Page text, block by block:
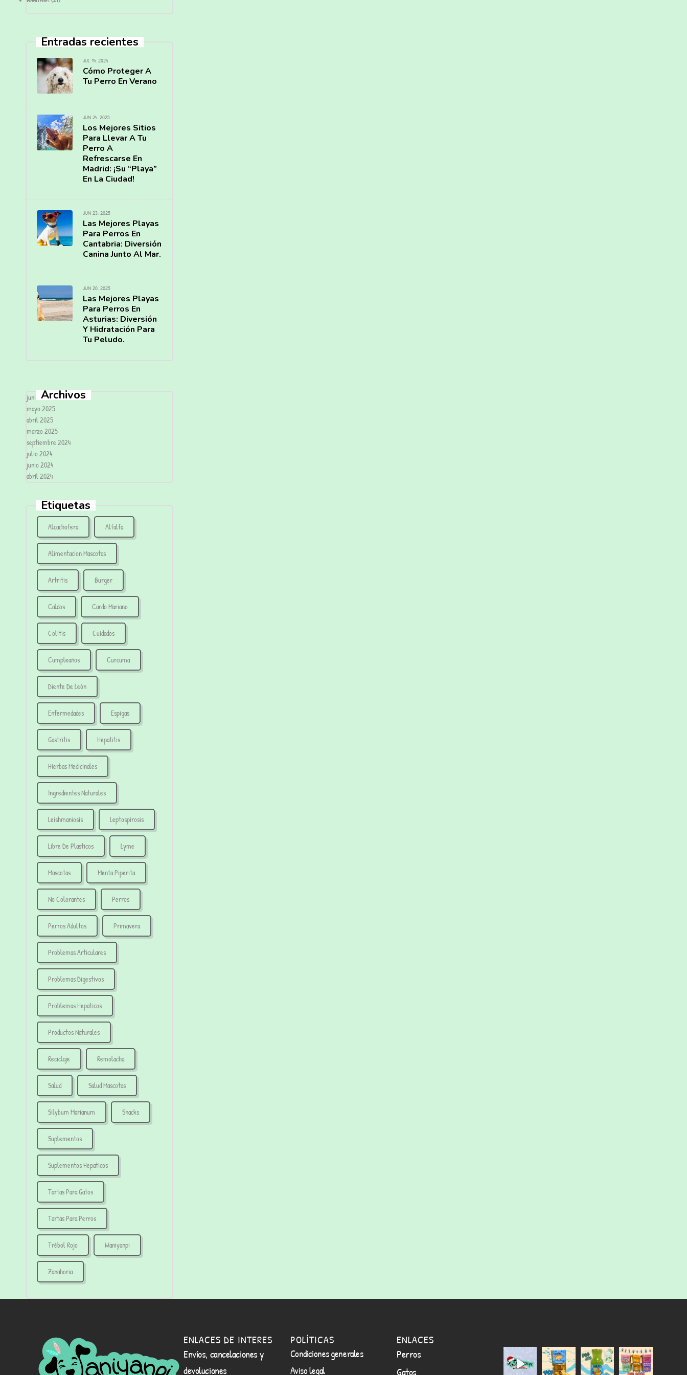
Entradas recientes
JUL 14, 2024
Cómo Proteger A
Tu Perro En Verano
JUN 24, 2025
Los Mejores Sitios
Para Llevar A Tu
Perro A
Refrescarse En
Madrid: ¡Su “Playa”
En La Ciudad!
JUN 23, 2025
Las Mejores Playas
Para Perros En
Cantabria: Diversión
Canina Junto Al Mar.
JUN 20, 2025
Las Mejores Playas
Para Perros En
Asturias: Diversión
Y Hidratación Para
Tu Peludo.
Archivos
junio 2025
mayo 2025
abril 2025
marzo 2025
septiembre 2024
julio 2024
junio 2024
abril 2024
Etiquetas
Alcachofera Alfalfa
Alimentacion Mascotas
Artritis Burger
Caldos Cardo Mariano
Colitis Cuidados
Cumpleaños Curcuma
Diente De León
Enfermedades Espigas
Gastritis Hepatitis
Hierbas Medicinales
Ingredientes Naturales
Leishmaniosis Leptospirosis
Libre De Plasticos Lyme
Mascotas Menta Piperita
No Colorantes Perros
Perros Adultos Primavera
Problemas Articulares
Problemas Digestivos
Problemas Hepaticos
Productos Naturales
Reciclaje Remolacha
Salud Salud Mascotas
Silybum Marianum Snacks
Suplementos
Suplementos Hepaticos
Tartas Para Gatos
Tartas Para Perros
Trébol Rojo Waniyanpi
Zanahoria
ENLACES DE INTERES
Envíos, cancelaciones y
devoluciones
POLÍTICAS
Condiciones generales
Aviso legal
ENLACES
Perros
Gatos